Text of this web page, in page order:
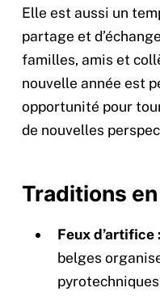
Elle est aussi un
partage et
familles, amis et
nouvelle année est
opportunité pour
de nouvelles
Traditions
Feux d’artifice :
belges